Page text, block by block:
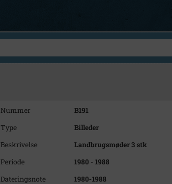
Nummer
B191
Type
Billeder
Beskrivelse
Landbrugsmøder 3 stk
Periode
1980 - 1988
Dateringsnote
1980-1988